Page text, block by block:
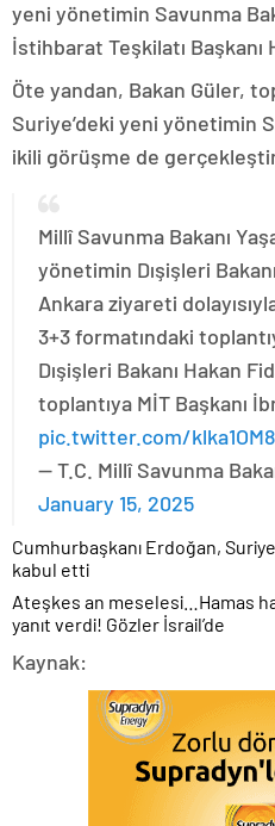
yeni yönetimin Savunma
İstihbarat Teşkilatı Başkanı
Öte yandan, Bakan Güler,
Suriye’deki yeni yönetimin
ikili görüşme de
Millî Savunma Bakanı
yönetimin Dışişleri
Ankara ziyareti
3+3 formatındaki
Dışişleri Bakanı Hakan
toplantıya MİT Başkanı
pic.twitter.com/
— T.C. Millî Savunma
January 15, 2025
Cumhurbaşkanı Erdoğan, Suriye
kabul etti
Ateşkes an meselesi…Hamas
yanıt verdi! Gözler İsrail’de
Kaynak: